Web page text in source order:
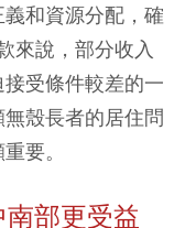
和資源分配，確
來說 ， 部分收入
受條件較差的一
殼長者的居住問
要。
部更受益